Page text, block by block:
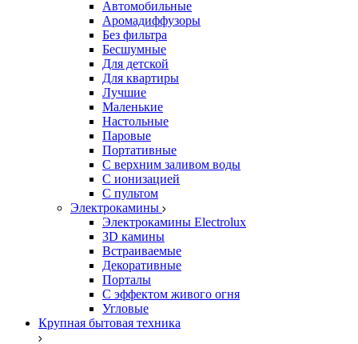
Автомобильные
Аромадиффузоры
Без фильтра
Бесшумные
Для детской
Для квартиры
Лучшие
Маленькие
Настольные
Паровые
Портативные
С верхним заливом воды
С ионизацией
С пультом
Электрокамины
Электрокамины Electrolux
3D камины
Встраиваемые
Декоративные
Порталы
С эффектом живого огня
Угловые
Крупная бытовая техника